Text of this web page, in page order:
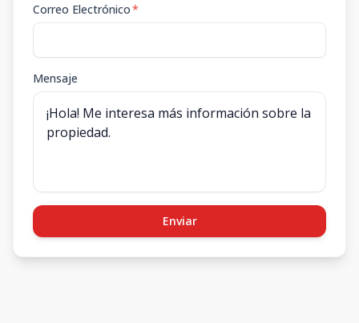
Correo Electrónico*
Mensaje
Enviar